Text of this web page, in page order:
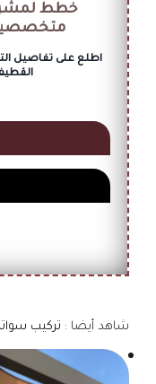
خطط
متخصصين
اطلع على تفاصيل
شاهد أيضا : تركيب